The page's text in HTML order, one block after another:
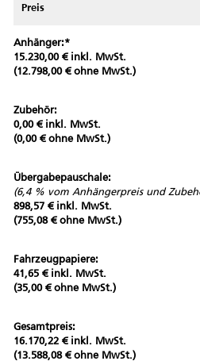
Preis
Anhänger:*
15.230,00 € inkl. MwSt.
(12.798,00 € ohne MwSt.)
Zubehör:
0,00 € inkl. MwSt.
(0,00 € ohne MwSt.)
Übergabepauschale:
(6,4 % vom Anhängerpreis und
898,57 € inkl. MwSt.
(755,08 € ohne MwSt.)
Fahrzeugpapiere:
41,65 € inkl. MwSt.
(35,00 € ohne MwSt.)
Gesamtpreis:
16.170,22 € inkl. MwSt.
(13.588,08 € ohne MwSt.)